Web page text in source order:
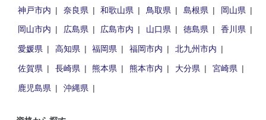
神戸市内
奈良県 和歌山県 鳥取県 島根県
岡山県
岡山市内
広島県 広島市内 山口県 徳島県
香川県
愛媛県
高知県 福岡県 福岡市内
北九州市内
佐賀県
長崎県 熊本県 熊本市内 大分県
宮崎県
鹿児島県
沖縄県